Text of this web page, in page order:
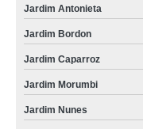
Jardim Antonieta
Jardim Bordon
Jardim Caparroz
Jardim Morumbi
Jardim Nunes